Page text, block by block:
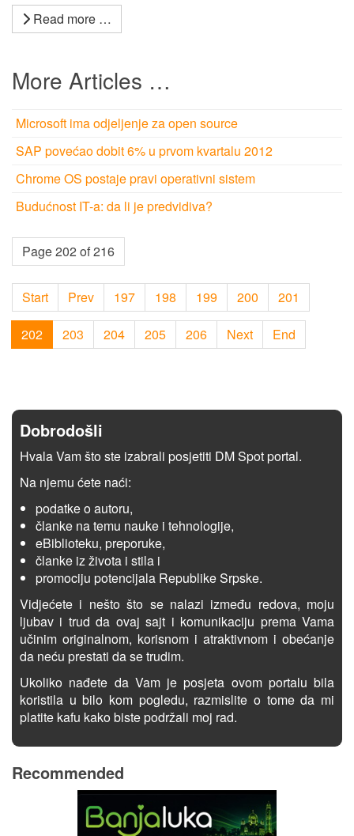
Read more …
More Articles …
Microsoft ima odjeljenje za open source
SAP povećao dobit 6% u prvom kvartalu 2012
Chrome OS postaje pravi operativni sistem
Budućnost IT-a: da li je predvidiva?
Page 202 of 216
Start Prev 197 198 199 200 201
202 203 204 205 206 Next End
Dobrodošli
Hvala Vam što ste izabrali posjetiti DM Spot portal.
Na njemu ćete naći:
podatke o autoru,
članke na temu nauke i tehnologije,
eBiblioteku, preporuke,
članke iz života i stila i
promociju potencijala Republike Srpske.
Vidjećete i nešto što se nalazi između redova, moju
ljubav i trud da ovaj sajt i komunikaciju prema Vama
učinim originalnom, korisnom i atraktivnom i obećanje
da neću prestati da se trudim.
Ukoliko nađete da Vam je posjeta ovom portalu bila
koristila u bilo kom pogledu, razmislite o tome da mi
platite kafu kako biste podržali moj rad.
Recommended